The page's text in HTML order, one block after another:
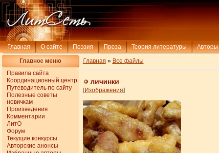
Главная О сайте Поэзия Проза Теория литературы Авторы
Главное меню
Правила сайта
Координационный центр
Путеводитель по сайту
Полезные советы
новичкам
Произведения
Комментарии
ЛитО
Форум
Текущие конкурсы
Авторские анонсы
Главная » Все файлы
личинки
[Изображения]